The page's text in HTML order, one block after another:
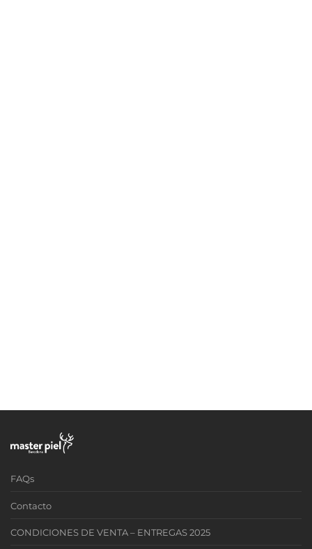
FAQs
Contacto
CONDICIONES DE VENTA – ENTREGAS 2025